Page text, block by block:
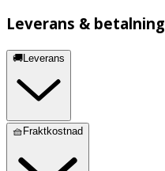
Leverans & betalning
🚚Leverans
🧺Fraktkostnad